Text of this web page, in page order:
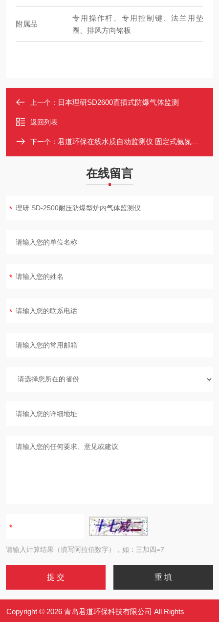
附属品
专用操作杆、专用控制键、法兰用垫
圈、排风方向铭板
上一个： 日本理研SD2600直插式防爆气体监测
返回列表
下一个： 君道环保在线水质自动监测仪 固定式氨氮分析仪带CEP可上传数据
在线留言
请输入计算结果（填写阿拉伯数字），如：三加四=7
Copyright © 2026 青岛君道环保科技有限公司 All Rights